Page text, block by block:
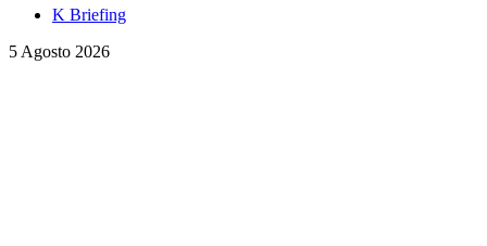
K Briefing
5 Agosto 2026